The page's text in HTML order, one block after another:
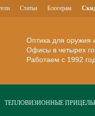
Оптика для оружия
Офисы в четырех
Работаем с 1992
Статьи Блогерам
ТЕПЛОВИЗИОННЫЕ ПРИЦЕЛЫ